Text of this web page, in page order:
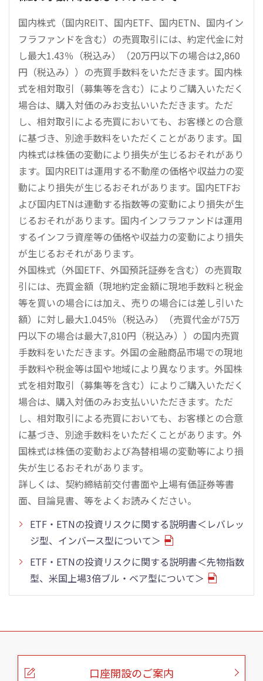
国内株式（国内REIT、国内ETF、国内ETN、国内イン
フラファンドを含む）の売買取引には、約定代金に対
し最大1.43％（税込み）（20万円以下の場合は2,860
円（税込み））の売買手数料をいただきます。国内株
式を相対取引（募集等を含む）によりご購入いただく
場合は、購入対価のみお支払いいただきます。ただ
し、相対取引による売買においても、お客様との合意
に基づき、別途手数料をいただくことがあります。国
内株式は株価の変動により損失が生じるおそれがあり
ます。国内REITは運用する不動産の価格や収益力の変
動により損失が生じるおそれがあります。国内ETFお
よび国内ETNは連動する指数等の変動により損失が生
じるおそれがあります。国内インフラファンドは運用
するインフラ資産等の価格や収益力の変動により損失
が生じるおそれがあります。
外国株式（外国ETF、外国預託証券を含む）の売買取
引には、売買金額（現地約定金額に現地手数料と税金
等を買いの場合には加え、売りの場合には差し引いた
額）に対し最大1.045％（税込み）（売買代金が75万
円以下の場合は最大7,810円（税込み））の国内売買
手数料をいただきます。外国の金融商品市場での現地
手数料や税金等は国や地域により異なります。外国株
式を相対取引（募集等を含む）によりご購入いただく
場合は、購入対価のみお支払いいただきます。ただ
し、相対取引による売買においても、お客様との合意
に基づき、別途手数料をいただくことがあります。外
国株式は株価の変動および為替相場の変動等により損
失が生じるおそれがあります。
詳しくは、契約締結前交付書面や上場有価証券等書
面、目論見書、等をよくお読みください。
ETF・ETNの投資リスクに関する説明書＜レバレッ
ジ型、インバース型について＞
ETF・ETNの投資リスクに関する説明書＜先物指数
型、米国上場3倍ブル・ベア型について＞
こ
口座開設のご案内